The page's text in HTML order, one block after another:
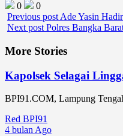
0
0
Previous post Ade Yasin
Next post Polres Bangka
More Stories
Kapolsek Selagai
BPI91.COM, Lampung
Red BPI91
4 bulan Ago